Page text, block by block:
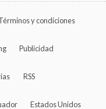
y condiciones
Publicidad
RSS
Estados Unidos